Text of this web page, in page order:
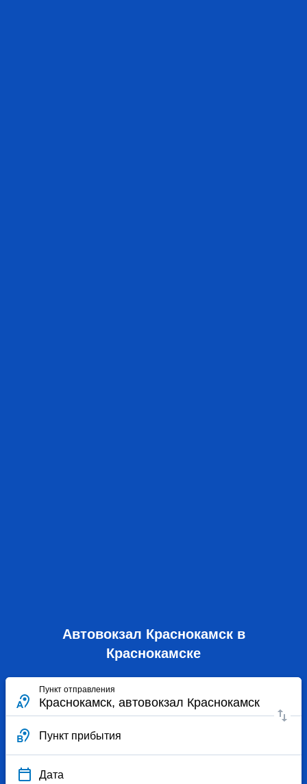
Автовокзал Краснокамск в
Краснокамске
Пункт отправления
Пункт прибытия
Дата